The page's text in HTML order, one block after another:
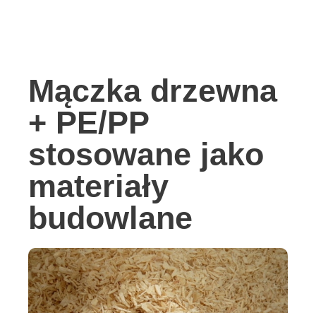
Mączka drzewna
+ PE/PP
stosowane jako
materiały
budowlane